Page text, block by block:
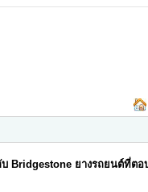
บ Bridgestone ยางรถยนต์ที่ต